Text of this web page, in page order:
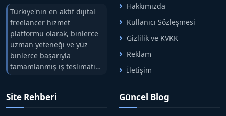
Türkiye'nin en aktif dijital
freelancer hizmet
platformu olarak, binlerce
uzman yeteneği ve yüz
binlerce başarıyla
tamamlanmış iş teslimatını
tek çatıda buluşturuyoruz.
arasındaki süreci risksiz
alışveriş sistemi ile koruyan
Hakkımızda
Kullanıcı Sözleşmesi
Gizlilik ve KVKK
Reklam
İletişim
Site Rehberi Güncel Blog